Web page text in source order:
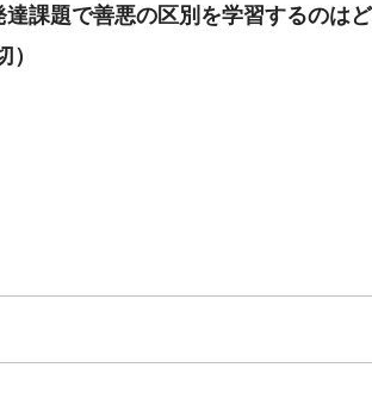
課題で善悪の区別を学習するのは